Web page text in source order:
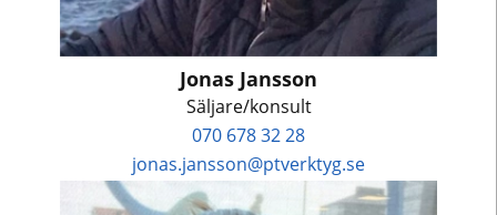
Jonas Jansson
Säljare/konsult
070 678 32 28
jonas.jansson@ptverktyg.se